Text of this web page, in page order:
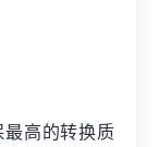
高的转换质